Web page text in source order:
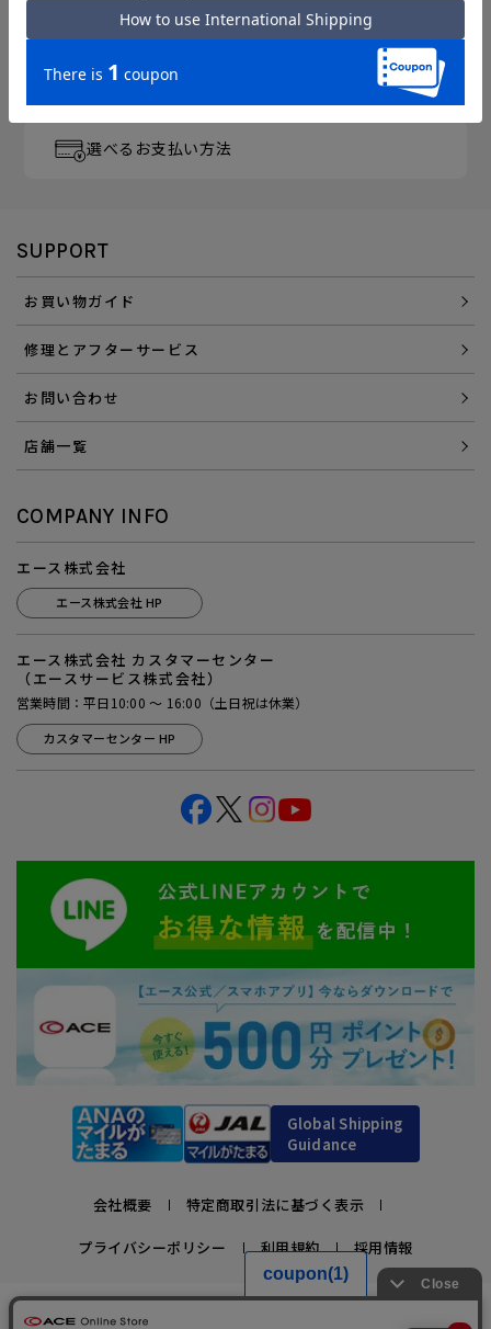
エース直営ならではの
「アフターサービス」
会員登録でさらに
「便利にお得にお買い物」を
選べるお支払い方法
SUPPORT
お買い物ガイド
修理とアフターサービス
お問い合わせ
店舗一覧
COMPANY INFO
エース株式会社
エース株式会社 HP
エース株式会社 カスタマーセンター
（エースサービス株式会社）
営業時間：平日10:00 ～ 16:00（土日祝は休業）
カスタマーセンター HP
Global Shipping
Guidance
会社概要 特定商取引法に基づく表示
プライバシーポリシー 利用規約 採用情報
かばんの総合メーカー、エース公式サイト